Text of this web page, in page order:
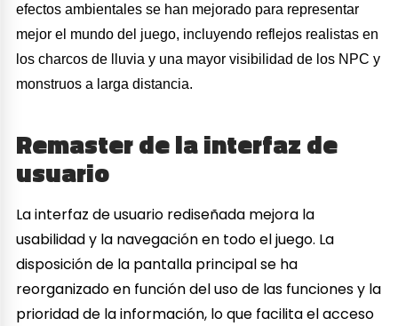
efectos ambientales se han mejorado para representar
mejor el mundo del juego, incluyendo reflejos realistas en
los charcos de lluvia y una mayor visibilidad de los NPC y
monstruos a larga distancia.
Remaster de la interfaz de
usuario
La interfaz de usuario rediseñada mejora la
usabilidad y la navegación en todo el juego. La
disposición de la pantalla principal se ha
reorganizado en función del uso de las funciones y la
prioridad de la información, lo que facilita el acceso